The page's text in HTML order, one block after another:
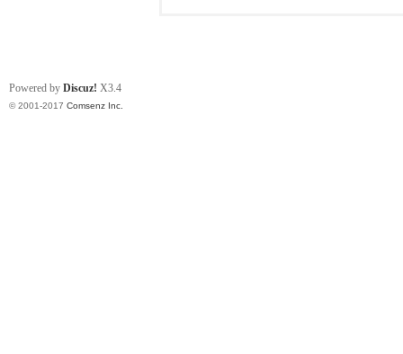
Powered by Discuz! X3.4
© 2001-2017 Comsenz Inc.